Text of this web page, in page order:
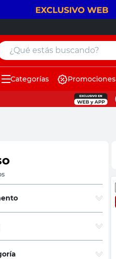
estás buscando?
Categorías Promociones
muebles
espejo